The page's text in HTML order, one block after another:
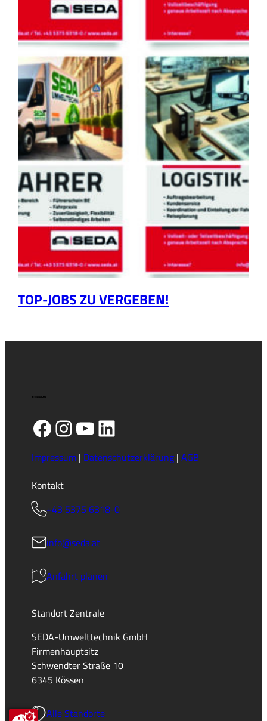
TOP-JOBS ZU VERGEBEN!
Facebook
Instagram
YouTube
LinkedIn
Impressum| Datenschutzerklärung| AGB
Kontakt
+43 5375 6318-0
info@seda.at
Anfahrt planen
Standort Zentrale
SEDA-Umwelttechnik GmbH
Firmenhauptsitz
Schwendter Straße 10
6345 Kössen
Alle Standorte